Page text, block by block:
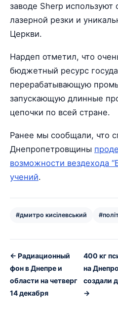
заводе Sherp
лазерной резки и
Церкви.
Нардеп отметил, что
бюджетный ресурс
перерабатывающую
запускающую длинные
цепочки по всей стране.
Ранее мы сообщали, что
Днепропетровщины
возможности вездехода
учений.
#дмитро кисілевський
← Радиационный
фон в Днепре и
области на четверг
14 декабря
400 кг
на
создали
→